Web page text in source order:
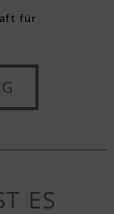
für
ES